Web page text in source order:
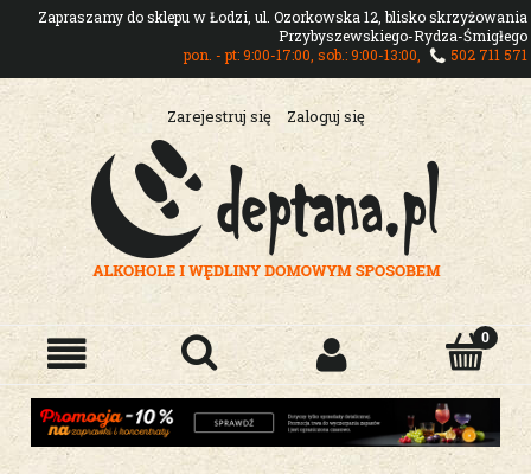
Zapraszamy do sklepu w Łodzi, ul. Ozorkowska 12, blisko skrzyżowania
Przybyszewskiego-Rydza-Śmigłego
pon. - pt: 9:00-17:00, sob.: 9:00-13:00,
502 711 571
Zarejestruj się Zaloguj się